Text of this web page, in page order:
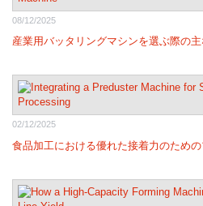
08/12/2025
産業用バッタリングマシンを選ぶ際の
02/12/2025
食品加工における優れた接着力のため